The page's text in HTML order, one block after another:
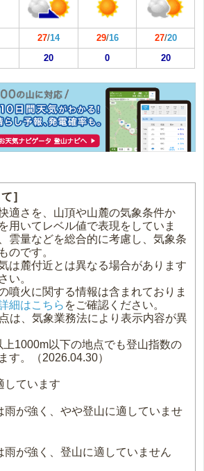
27/14 29/16 27/20
20 0 20
]
適さを、山頂や山麓の気象条件か
用いてレベル値で表現をしていま
雲量などを総合的に考慮し、気象条
のです。
は麓付近とは異なる場合があります
い。
噴火に関する情報は含まれておりま
細はこちら をご確認ください。
は、気象業務法により表示内容が異
1000m以下の地点でも登山指数の
す。（2026.04.30）
しています
雨が強く、やや登山に適していませ
雨が強く、登山に適していません